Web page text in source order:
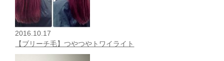
2016.10.17
【ブリーチ毛】つやつやトワイライト